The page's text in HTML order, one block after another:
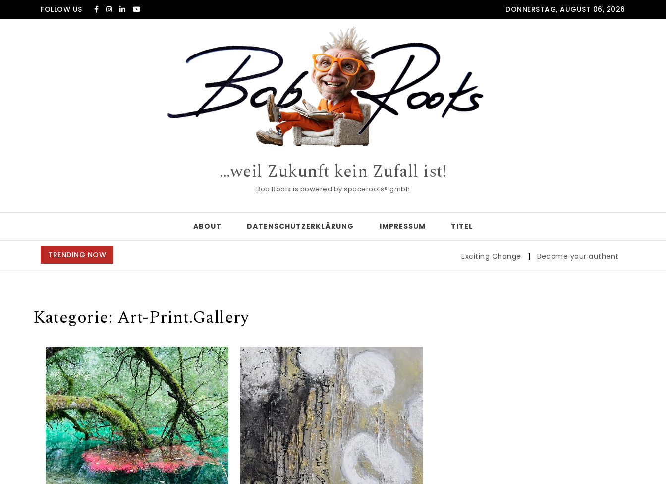
Skip to contentFOLLOW US DONNERSTAG, AUGUST 06, 2026
…weil Zukunft kein Zufall ist!
Bob Roots is powered by spaceroots® gmbh
ABOUT DATENSCHUTZERKLÄRUNG IMPRESSUM TITEL
TRENDING NOW Exciting Change | Become your authentic self!
Kategorie: Art-Print.Gallery